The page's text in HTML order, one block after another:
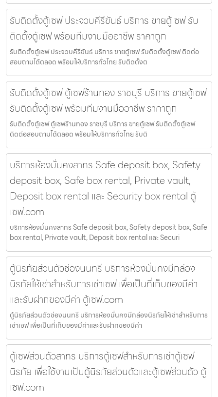
รับติดตั้งตู้เซฟ ประจวบคีรีขันธ์ บริการ ขายตู้เซฟ รับ
ติดตั้งตู้เซฟ พร้อมทีมงานมืออาชีพ ราคาถูก
รับติดตั้งตู้เซฟ ประจวบคีรีขันธ์ บริการ ขายตู้เซฟ รับติดตั้งตู้เซฟ ติดต่อ
สอบถามได้ตลอด พร้อมให้บริการทั่วไทย รับติดตั้งต
รับติดตั้งตู้เซฟ ตู้เซฟร้านทอง ราชบุรี บริการ ขายตู้เซฟ
รับติดตั้งตู้เซฟ พร้อมทีมงานมืออาชีพ ราคาถูก
รับติดตั้งตู้เซฟ ตู้เซฟร้านทอง ราชบุรี บริการ ขายตู้เซฟ รับติดตั้งตู้เซฟ
ติดต่อสอบถามได้ตลอด พร้อมให้บริการทั่วไทย รับติ
บริการห้องมั่นคงสาทร Safe deposit box, Safety
deposit box, Safe box rental, Private vault,
Deposit box rental และ Security box rental ตู้
เซฟ.com
บริการห้องมั่นคงสาทร Safe deposit box, Safety deposit box, Safe
box rental, Private vault, Deposit box rental และ Securi
ตู้นิรภัยส่วนตัวช่องนนทรี บริการห้องมั่นคงมีกล่อง
นิรภัยให้เช่าสำหรับการเช่าเซฟ เพื่อเป็นที่เก็บของมีค่า
และรับฝากของมีค่า ตู้เซฟ.com
ตู้นิรภัยส่วนตัวช่องนนทรี บริการห้องมั่นคงมีกล่องนิรภัยให้เช่าสำหรับการ
เช่าเซฟ เพื่อเป็นที่เก็บของมีค่าและรับฝากของมีค่า
ตู้เซฟส่วนตัวสาทร บริการตู้เซฟสำหรับการเช่าตู้เซฟ
นิรภัย เพื่อใช้งานเป็นตู้นิรภัยส่วนตัวและตู้เซฟส่วนตัว ตู้
เซฟ.com